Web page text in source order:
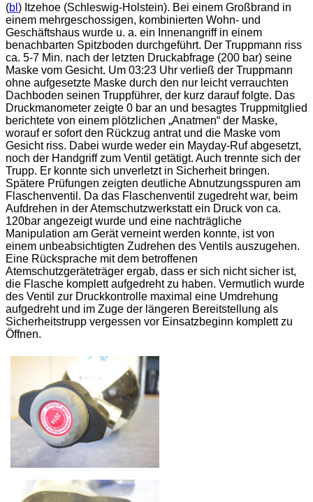
(bl ) Itzehoe (Schleswig-Holstein). Bei einem Großbrand in
einem mehrgeschossigen, kombinierten Wohn- und
Geschäftshaus wurde u. a. ein Innenangriff in einem
benachbarten Spitzboden durchgeführt. Der Truppmann riss
ca. 5-7 Min. nach der letzten Druckabfrage (200 bar) seine
Maske vom Gesicht. Um 03:23 Uhr verließ der Truppmann
ohne aufgesetzte Maske durch den nur leicht verrauchten
Dachboden seinen Truppführer, der kurz darauf folgte. Das
Druckmanometer zeigte 0 bar an und besagtes Truppmitglied
berichtete von einem plötzlichen „Anatmen“ der Maske,
worauf er sofort den Rückzug antrat und die Maske vom
Gesicht riss. Dabei wurde weder ein Mayday-Ruf abgesetzt,
noch der Handgriff zum Ventil getätigt. Auch trennte sich der
Trupp. Er konnte sich unverletzt in Sicherheit bringen.
Spätere Prüfungen zeigten deutliche Abnutzungsspuren am
Flaschenventil. Da das Flaschenventil zugedreht war, beim
Aufdrehen in der Atemschutzwerkstatt ein Druck von ca.
120bar angezeigt wurde und eine nachträgliche
Manipulation am Gerät verneint werden konnte, ist von
einem unbeabsichtigten Zudrehen des Ventils auszugehen.
Eine Rücksprache mit dem betroffenen
Atemschutzgeräteträger ergab, dass er sich nicht sicher ist,
die Flasche komplett aufgedreht zu haben. Vermutlich wurde
des Ventil zur Druckkontrolle maximal eine Umdrehung
aufgedreht und im Zuge der längeren Bereitstellung als
Sicherheitstrupp vergessen vor Einsatzbeginn komplett zu
Öffnen.